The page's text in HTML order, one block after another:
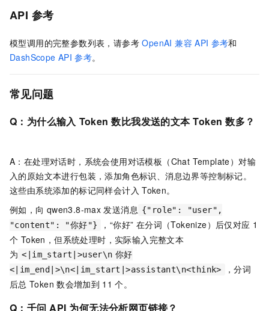
API 参考
模型调用的完整参数列表，请参考OpenAI 兼容 API 参考和
DashScope API 参考。
常见问题
Q： 为什么输入 Token 数比我发送的文本 Token 数多？
A：在处理对话时，系统会使用对话模板（Chat Template）对输
入的原始文本进行包装，添加角色标识、消息边界等控制标记。
这些由系统添加的标记同样会计入 Token。
例如，向 qwen3.8-max 发送消息 {"role": "user",
"content": "你好"}
，“你好” 在分词（Tokenize）后仅对应 1
个 Token，但系统处理时，实际输入完整文本
为 <|im_start|>user\n 你好
<|im_end|>\n<|im_start|>assistant\n<think>
，分词
后总 Token 数会增加到 11 个。
Q：千问 API 为何无法分析网页链接？